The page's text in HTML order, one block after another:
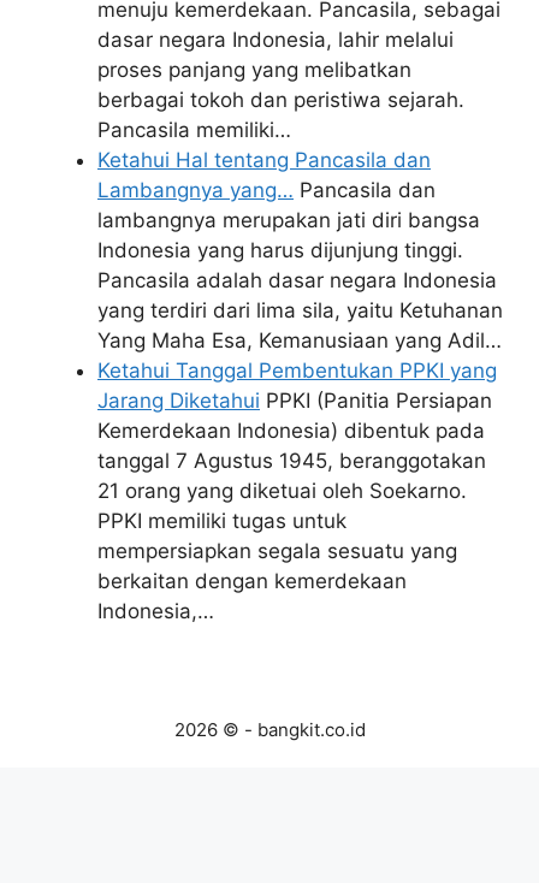
menuju kemerdekaan. Pancasila, sebagai
dasar negara Indonesia, lahir melalui
proses panjang yang melibatkan
berbagai tokoh dan peristiwa sejarah.
Pancasila memiliki…
Ketahui Hal tentang Pancasila dan
Lambangnya yang… Pancasila dan
lambangnya merupakan jati diri bangsa
Indonesia yang harus dijunjung tinggi.
Pancasila adalah dasar negara Indonesia
yang terdiri dari lima sila, yaitu Ketuhanan
Yang Maha Esa, Kemanusiaan yang Adil…
Ketahui Tanggal Pembentukan PPKI yang
Jarang Diketahui PPKI (Panitia Persiapan
Kemerdekaan Indonesia) dibentuk pada
tanggal 7 Agustus 1945, beranggotakan
21 orang yang diketuai oleh Soekarno.
PPKI memiliki tugas untuk
mempersiapkan segala sesuatu yang
berkaitan dengan kemerdekaan
Indonesia,…
2026 © - bangkit.co.id